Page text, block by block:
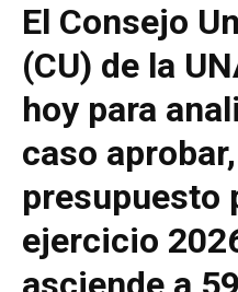
El Consejo
(CU) de la
hoy para
caso
presupuesto
ejercicio